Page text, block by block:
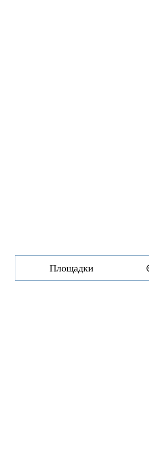
Площадки